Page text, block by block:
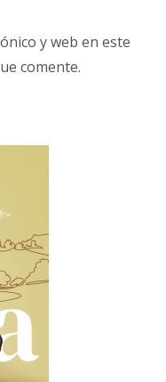
y web en este
comente.